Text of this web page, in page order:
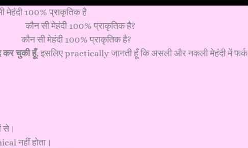
मेहंदी 100% प्राकृतिक है
कौन सी मेहंदी 100% प्राकृतिक है?
कर चुकी हूँ, इसलिए practically जानती हूँ कि असली और नकली मेहंदी में फर्क
से।
नहीं होता।